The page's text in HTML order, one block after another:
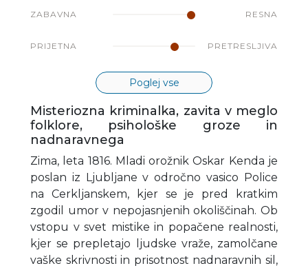
ZABAVNA RESNA
PRIJETNA PRETRESLJIVA
Poglej vse
Misteriozna kriminalka, zavita v meglo
folklore, psihološke groze in
nadnaravnega
Zima, leta 1816. Mladi orožnik Oskar Kenda je
poslan iz Ljubljane v odročno vasico Police
na Cerkljanskem, kjer se je pred kratkim
zgodil umor v nepojasnjenih okoliščinah. Ob
vstopu v svet mistike in popačene realnosti,
kjer se prepletajo ljudske vraže, zamolčane
vaške skrivnosti in prisotnost nadnaravnih sil,